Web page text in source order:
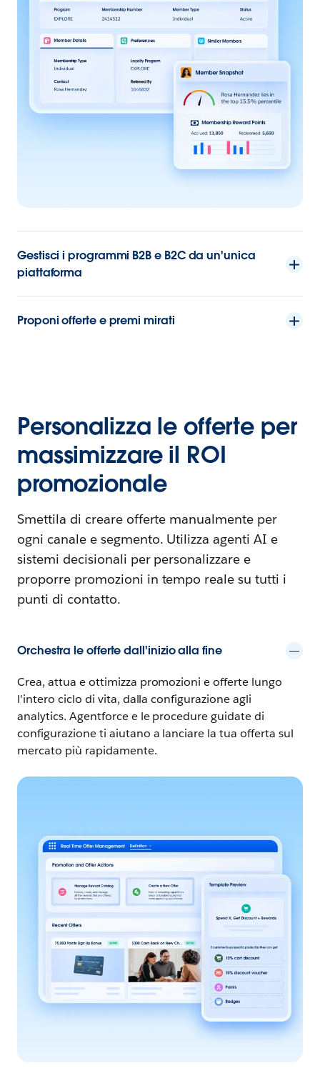
Gestisci i programmi B2B e B2C da un'unica
piattaforma
Proponi offerte e premi mirati
Personalizza le offerte per
massimizzare il ROI
promozionale
Smettila di creare offerte manualmente per
ogni canale e segmento. Utilizza agenti AI e
sistemi decisionali per personalizzare e
proporre promozioni in tempo reale su tutti i
punti di contatto.
Orchestra le offerte dall'inizio alla fine
Crea, attua e ottimizza promozioni e offerte lungo
l'intero ciclo di vita, dalla configurazione agli
analytics. Agentforce e le procedure guidate di
configurazione ti aiutano a lanciare la tua offerta sul
mercato più rapidamente.